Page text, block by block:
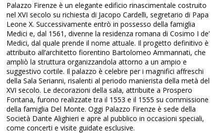
Palazzo Firenze è un elegante edificio rinascimentale costruito
nel XVI secolo su richiesta di Jacopo Cardelli, segretario di Papa
Leone X. Successivamente entrò in possesso della famiglia
Medici e, dal 1561, divenne la residenza romana di Cosimo I de’
Medici, dal quale prende il nome attuale. Il progetto definitivo è
attribuito all’architetto fiorentino Bartolomeo Ammannati, che
ampliò la struttura organizzandola attorno a un ampio e
suggestivo cortile. Il palazzo è celebre per i magnifici affreschi
della Sala Serianni, risalenti al periodo manierista della metà del
XVI secolo. Le decorazioni della sala, attribuite a Prospero
Fontana, furono realizzate tra il 1553 e il 1555 su commissione
della famiglia Del Monte. Oggi Palazzo Firenze è sede della
Società Dante Alighieri e apre al pubblico in occasioni speciali,
come concerti e visite guidate esclusive.